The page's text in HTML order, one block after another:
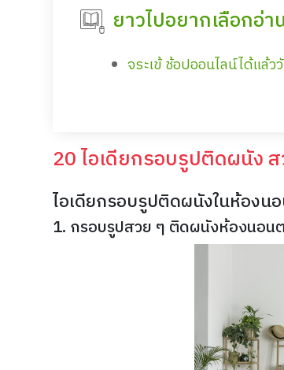
ยาวไปอยากเลือกอ่า
จระเข้ ช้อปออนไลน์ได้แล้
20 ไอเดียกรอบรูปติดผนัง
ไอเดียกรอบรูปติดผนังในห้องน
1. กรอบรูปสวย ๆ ติดผนังห้องนอน